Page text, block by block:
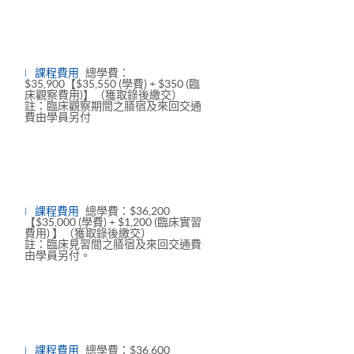
課程費用
總學費：
$35,900【$35,550 (學費) + $350 (臨
床觀察費用)】（獲取錄後繳交）
註：臨床觀察期間之膳宿及來回交通
費由學員另付
課程費用
總學費：$36,200
【$35,000 (學費) + $1,200 (臨床實習
費用) 】（獲取錄後繳交）
註：臨床見習間之膳宿及來回交通費
由學員另付。
課程費用 總學費：$36,600